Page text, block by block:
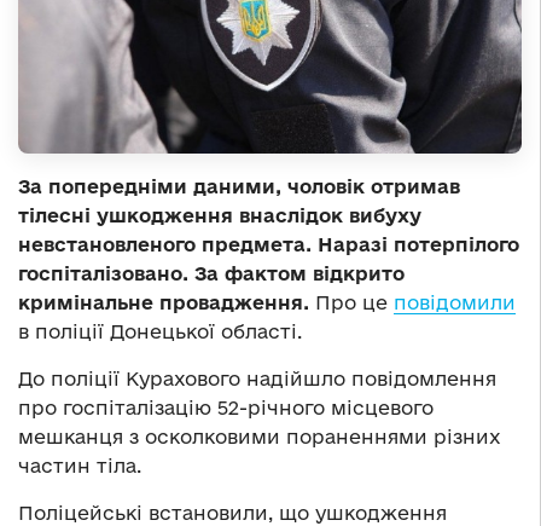
За попередніми даними, чоловік отримав
тілесні ушкодження внаслідок вибуху
невстановленого предмета. Наразі потерпілого
госпіталізовано. За фактом відкрито
кримінальне провадження. Про це повідомили
в поліції Донецької області.
До поліції Курахового надійшло повідомлення
про госпіталізацію 52-річного місцевого
мешканця з осколковими пораненнями різних
частин тіла.
Поліцейські встановили, що ушкодження